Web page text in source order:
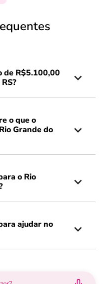
de R$5.100,00
o que o
Grande do
o Rio
ajudar no